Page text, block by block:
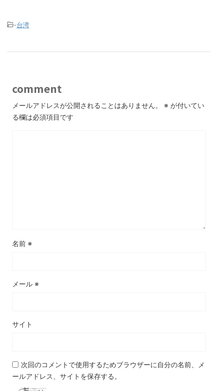
-台湾
comment
メールアドレスが公開されることはありません。 ※ が付いてい
る欄は必須項目です
名前 ※
メール ※
サイト
次回のコメントで使用するためブラウザーに自分の名前、メ
ールアドレス、サイトを保存する。